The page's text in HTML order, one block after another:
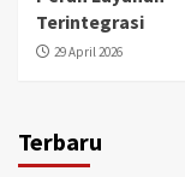
Terintegrasi
29 April 2026
Terbaru